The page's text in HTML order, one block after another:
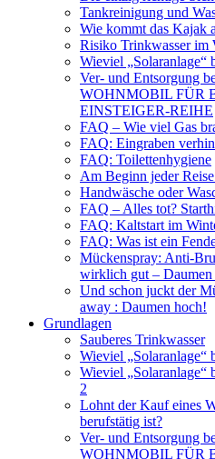
Tankreinigung und
Wie kommt das Kajak
Risiko Trinkwasser im
Wieviel „Solaranlage“
Ver- und Entsorgung
WOHNMOBIL FÜR
EINSTEIGER-REIHE
FAQ – Wie viel Gas
FAQ: Eingraben
FAQ: Toilettenhygiene
Am Beginn jeder
Handwäsche oder
FAQ – Alles tot?
FAQ: Kaltstart im
FAQ: Was ist ein
Mückenspray: Anti-
wirklich gut – Daumen
Und schon juckt der
away : Daumen hoch!
Grundlagen
Sauberes Trinkwasser
Wieviel „Solaranlage“
Wieviel „Solaranlage“
2
Lohnt der Kauf eines
berufstätig ist?
Ver- und Entsorgung
WOHNMOBIL FÜR